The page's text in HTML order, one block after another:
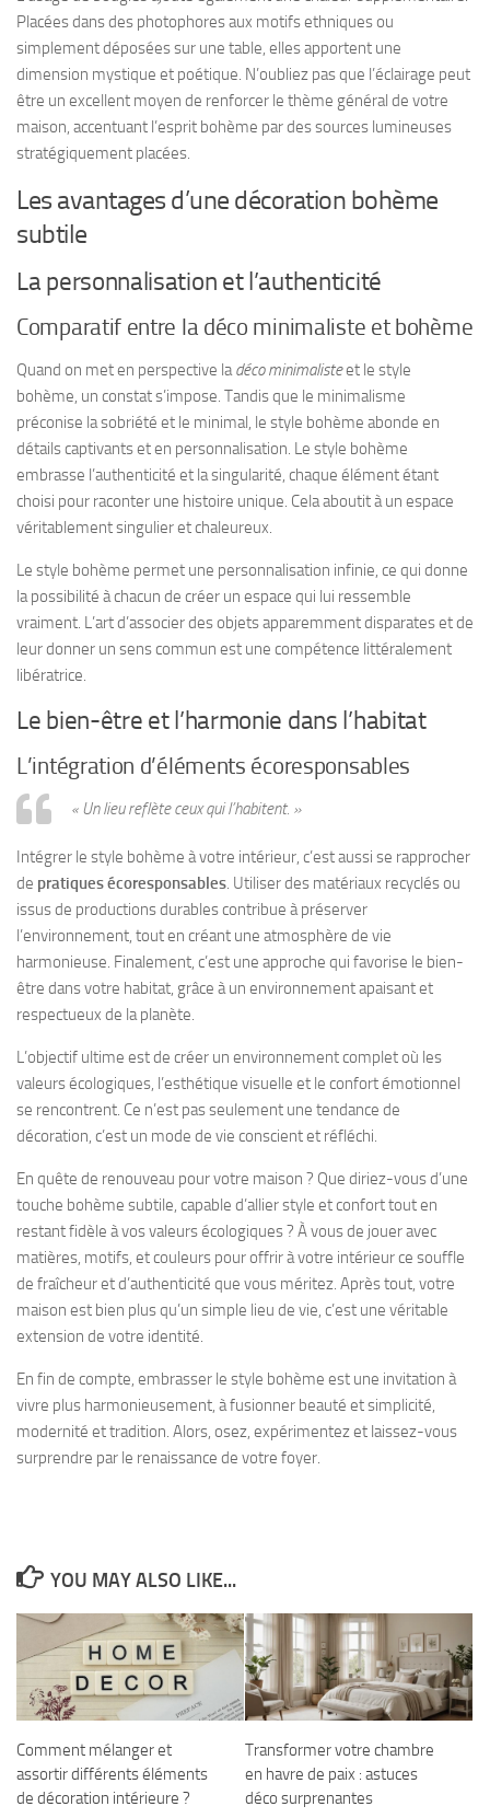
Placées dans des photophores aux motifs ethniques ou
simplement déposées sur une table, elles apportent une
dimension mystique et poétique. N’oubliez pas que l’éclairage peut
être un excellent moyen de renforcer le thème général de votre
maison, accentuant l’esprit bohème par des sources lumineuses
stratégiquement placées.
Les avantages d’une décoration bohème
subtile
La personnalisation et l’authenticité
Comparatif entre la déco minimaliste et bohème
Quand on met en perspective ladéco minimalisteet le style
bohème, un constat s’impose. Tandis que le minimalisme
préconise la sobriété et le minimal, le style bohème abonde en
détails captivants et en personnalisation. Le style bohème
embrasse l’authenticité et la singularité, chaque élément étant
choisi pour raconter une histoire unique. Cela aboutit à un espace
véritablement singulier et chaleureux.
Le style bohème permet une personnalisation infinie, ce qui donne
la possibilité à chacun de créer un espace qui lui ressemble
vraiment. L’art d’associer des objets apparemment disparates et de
leur donner un sens commun est une compétence littéralement
libératrice.
Le bien-être et l’harmonie dans l’habitat
L’intégration d’éléments écoresponsables
« Un lieu reflète ceux qui l’habitent. »
Intégrer le style bohème à votre intérieur, c’est aussi se rapprocher
de pratiques écoresponsables. Utiliser des matériaux recyclés ou
issus de productions durables contribue à préserver
l’environnement, tout en créant une atmosphère de vie
harmonieuse. Finalement, c’est une approche qui favorise le bien-
être dans votre habitat, grâce à un environnement apaisant et
respectueux de la planète.
L’objectif ultime est de créer un environnement complet où les
valeurs écologiques, l’esthétique visuelle et le confort émotionnel
se rencontrent. Ce n’est pas seulement une tendance de
décoration, c’est un mode de vie conscient et réfléchi.
En quête de renouveau pour votre maison ? Que diriez-vous d’une
touche bohème subtile, capable d’allier style et confort tout en
restant fidèle à vos valeurs écologiques ? À vous de jouer avec
matières, motifs, et couleurs pour offrir à votre intérieur ce souffle
de fraîcheur et d’authenticité que vous méritez. Après tout, votre
maison est bien plus qu’un simple lieu de vie, c’est une véritable
extension de votre identité.
En fin de compte, embrasser le style bohème est une invitation à
vivre plus harmonieusement, à fusionner beauté et simplicité,
modernité et tradition. Alors, osez, expérimentez et laissez-vous
surprendre par le renaissance de votre foyer.
YOU MAY ALSO LIKE...
Comment mélanger et
assortir différents éléments
de décoration intérieure ?
Transformer votre chambre
en havre de paix : astuces
déco surprenantes